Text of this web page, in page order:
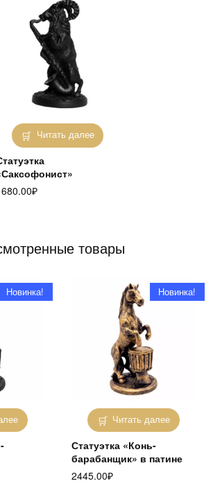
Читать далее
₽
товары
Новинка!
Читать далее
Новинка!
Статуэтка «Конь-
барабанщик» в патине
2445.00₽